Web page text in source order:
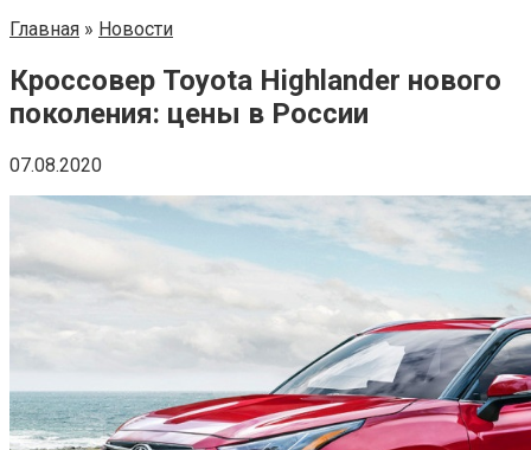
Главная » Новости
Кроссовер Toyota Highlander нового
поколения: цены в России
07.08.2020